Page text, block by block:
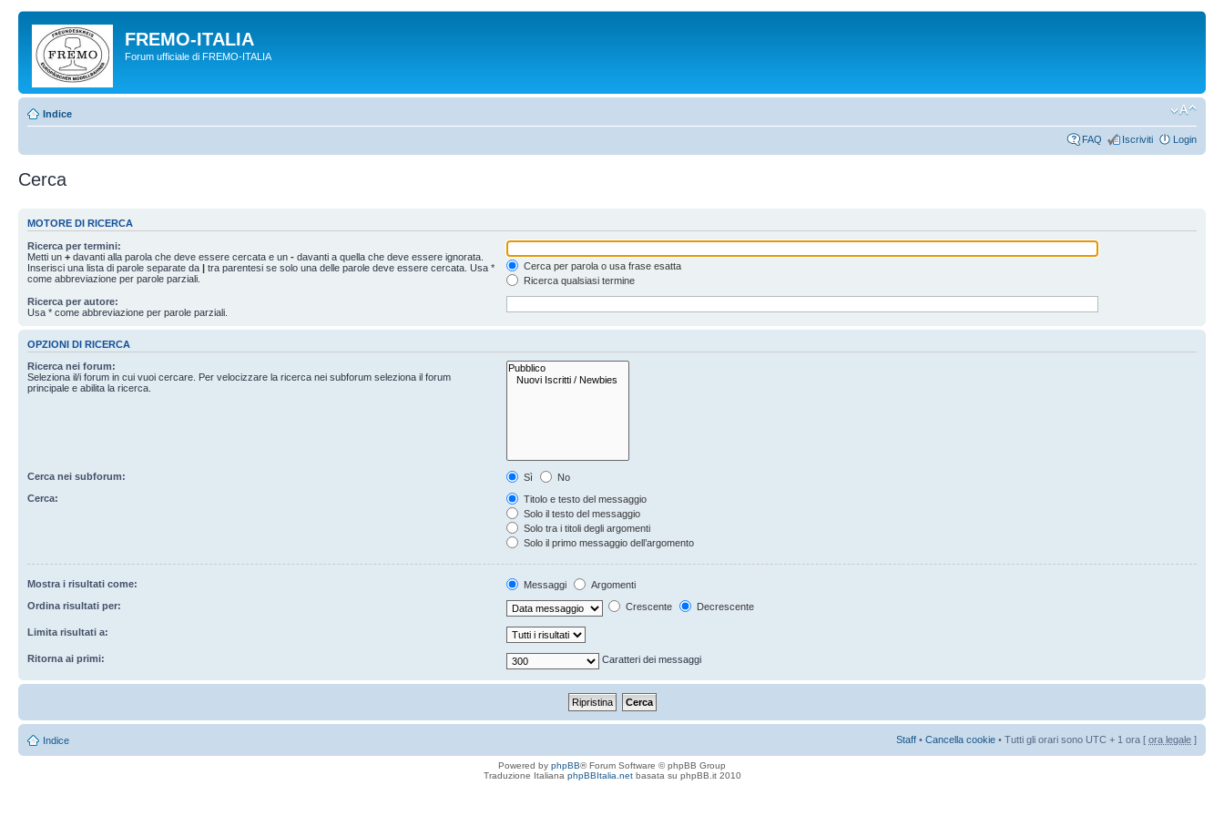
FREMO-ITALIA
Forum ufficiale di FREMO-ITALIA
Indice
FAQ Iscriviti Login
Cerca
MOTORE DI RICERCA
Ricerca per termini:
Metti un + davanti alla parola che deve essere cercata e un - davanti a quella che deve essere ignorata.
Inserisci una lista di parole separate da | tra parentesi se solo una delle parole deve essere cercata. Usa *
come abbreviazione per parole parziali.
Cerca per parola o usa frase esatta
Ricerca qualsiasi termine
Ricerca per autore:
Usa * come abbreviazione per parole parziali.
OPZIONI DI RICERCA
Ricerca nei forum:
Seleziona il/i forum in cui vuoi cercare. Per velocizzare la ricerca nei subforum seleziona il forum
principale e abilita la ricerca.
Cerca nei subforum: Sì
No
Cerca:
Titolo e testo del messaggio
Solo il testo del messaggio
Solo tra i titoli degli argomenti
Solo il primo messaggio dell’argomento
Mostra i risultati come: Messaggi
Argomenti
Ordina risultati per:
Crescente Decrescente
Limita risultati a:
Ritorna ai primi: Caratteri dei messaggi
Indice Staff • Cancella cookie • Tutti gli orari sono UTC + 1 ora [ ora legale ]
Powered by phpBB® Forum Software © phpBB Group
Traduzione Italiana phpBBItalia.netbasata su phpBB.it 2010